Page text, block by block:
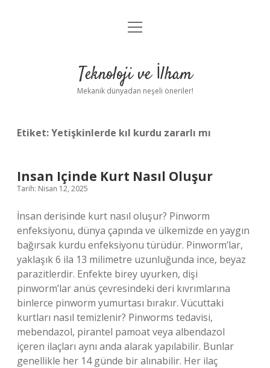
Anasayfa
Yasal Uyarı
menüyü
Teknoloji ve İlham
Mekanik dünyadan neşeli öneriler!
Etiket:Yetişkinlerde kıl kurdu zararlı mı
Insan Içinde Kurt Nasıl Oluşur
Tarih: Nisan 12, 2025
İnsan derisinde kurt nasıl oluşur? Pinworm
enfeksiyonu, dünya çapında ve ülkemizde en yaygın
bağırsak kurdu enfeksiyonu türüdür. Pinworm’lar,
yaklaşık 6 ila 13 milimetre uzunluğunda ince, beyaz
parazitlerdir. Enfekte birey uyurken, dişi
pinworm’lar anüs çevresindeki deri kıvrımlarına
binlerce pinworm yumurtası bırakır. Vücuttaki
kurtları nasıl temizlenir? Pinworms tedavisi,
mebendazol, pirantel pamoat veya albendazol
içeren ilaçları aynı anda alarak yapılabilir. Bunlar
genellikle her 14 günde bir alınabilir. Her ilaç